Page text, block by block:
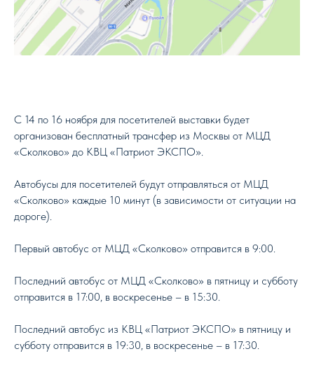
С 14 по 16 ноября для посетителей выставки будет
организован бесплатный трансфер из Москвы от МЦД
«Сколково» до КВЦ «Патриот ЭКСПО».
Автобусы для посетителей будут отправляться от МЦД
«Сколково» каждые 10 минут (в зависимости от ситуации на
дороге).
Первый автобус от МЦД «Сколково» отправится в 9:00.
Последний автобус от МЦД «Сколково» в пятницу и субботу
отправится в 17:00, в воскресенье – в 15:30.
Последний автобус из КВЦ «Патриот ЭКСПО» в пятницу и
субботу отправится в 19:30, в воскресенье – в 17:30.